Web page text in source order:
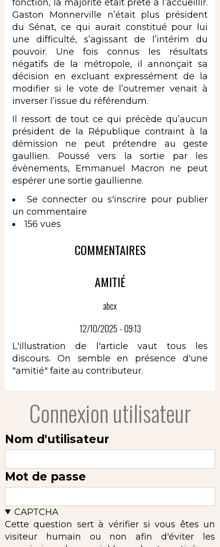
fonction, la majorité était prête à l’accueillir.
Gaston Monnerville n’était plus président
du Sénat, ce qui aurait constitué pour lui
une difficulté, s’agissant de l’intérim du
pouvoir. Une fois connus les résultats
négatifs de la métropole, il annonçait sa
décision en excluant expressément de la
modifier si le vote de l’outremer venait à
inverser l’issue du référendum.
Il ressort de tout ce qui précède qu’aucun
président de la République contraint à la
démission ne peut prétendre au geste
gaullien. Poussé vers la sortie par les
évènements, Emmanuel Macron ne peut
espérer une sortie gaullienne.
Se connecter ou s'inscrire pour publier
un commentaire
156 vues
COMMENTAIRES
AMITIÉ
abcx
12/10/2025 - 09:13
L'illustration de l'article vaut tous les
discours. On semble en présence d'une
"amitié" faite au contributeur.
Connexion utilisateur
Nom d'utilisateur
Mot de passe
CAPTCHA
Cette question sert à vérifier si vous êtes un
visiteur humain ou non afin d'éviter les